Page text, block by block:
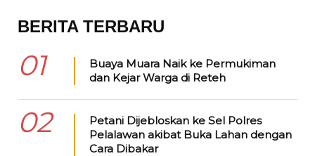
BERITA TERBARU
01
Buaya Muara Naik ke Permukiman
dan Kejar Warga di Reteh
02
Petani Dijebloskan ke Sel Polres
Pelalawan akibat Buka Lahan dengan
Cara Dibakar